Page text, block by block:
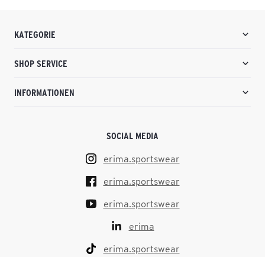
KATEGORIE
SHOP SERVICE
INFORMATIONEN
SOCIAL MEDIA
erima.sportswear
erima.sportswear
erima.sportswear
erima
erima.sportswear